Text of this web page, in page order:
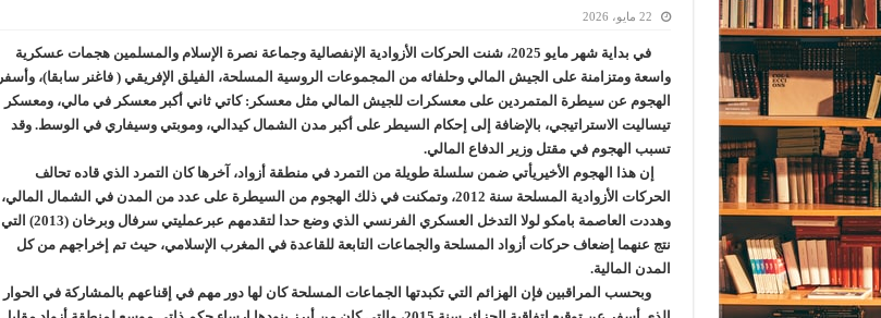
22 مايو، 2026
في بداية شهر مايو 2025، شنت الحركات الأزوادية الإنفصالية وجماعة نصرة الإسلام والمسلمين هجمات عسكرية
واسعة ومتزامنة على الجيش المالي وحلفائه من المجموعات الروسية المسلحة، الفيلق الإفريقي ( فاغنر سابقا)، وأسفر
الهجوم عن سيطرة المتمردين على معسكرات للجيش المالي مثل معسكر: كاتي ثاني أكبر معسكر في مالي، ومعسكر
تيساليت الاستراتيجي، بالإضافة إلى إحكام السيطر على أكبر مدن الشمال كيدالي، وموبتي وسيفاري في الوسط. وقد
تسبب الهجوم في مقتل وزير الدفاع المالي.
إن هذا الهجوم الأخيريأتي ضمن سلسلة طويلة من التمرد في منطقة أزواد، آخرها كان التمرد الذي قاده تحالف
الحركات الأزوادية المسلحة سنة 2012، وتمكنت في ذلك الهجوم من السيطرة على عدد من المدن في الشمال المالي،
وهددت العاصمة بامكو لولا التدخل العسكري الفرنسي الذي وضع حدا لتقدمهم عبرعمليتي سرفال وبرخان (2013) التي
نتج عنهما إضعاف حركات أزواد المسلحة والجماعات التابعة للقاعدة في المغرب الإسلامي، حيث تم إخراجهم من كل
المدن المالية.
وبحسب المراقبين فإن الهزائم التي تكبدتها الجماعات المسلحة كان لها دور مهم في إقناعهم بالمشاركة في الحوار